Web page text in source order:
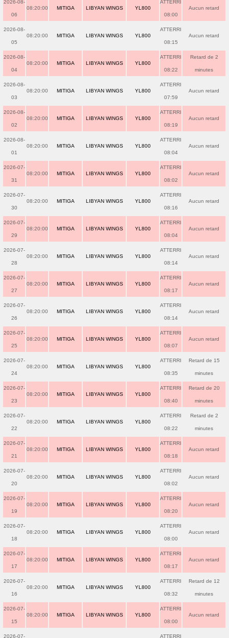
2026-08-
06
08:20:00 MITIGA LIBYAN WINGS YL800
ATTERRI
08:00
Aucun retard
2026-08-
05
08:20:00 MITIGA LIBYAN WINGS YL800
ATTERRI
08:15
Aucun retard
2026-08-
04
08:20:00 MITIGA LIBYAN WINGS YL800
ATTERRI
08:22
Retard de 2
minutes
2026-08-
03
08:20:00 MITIGA LIBYAN WINGS YL800
ATTERRI
07:59
Aucun retard
2026-08-
02
08:20:00 MITIGA LIBYAN WINGS YL800
ATTERRI
08:19
Aucun retard
2026-08-
01
08:20:00 MITIGA LIBYAN WINGS YL800
ATTERRI
08:04
Aucun retard
2026-07-
31
08:20:00 MITIGA LIBYAN WINGS YL800
ATTERRI
08:02
Aucun retard
2026-07-
30
08:20:00 MITIGA LIBYAN WINGS YL800
ATTERRI
08:16
Aucun retard
2026-07-
29
08:20:00 MITIGA LIBYAN WINGS YL800
ATTERRI
08:04
Aucun retard
2026-07-
28
08:20:00 MITIGA LIBYAN WINGS YL800
ATTERRI
08:14
Aucun retard
2026-07-
27
08:20:00 MITIGA LIBYAN WINGS YL800
ATTERRI
08:17
Aucun retard
2026-07-
26
08:20:00 MITIGA LIBYAN WINGS YL800
ATTERRI
08:14
Aucun retard
2026-07-
25
08:20:00 MITIGA LIBYAN WINGS YL800
ATTERRI
08:07
Aucun retard
2026-07-
24
08:20:00 MITIGA LIBYAN WINGS YL800
ATTERRI
08:35
Retard de 15
minutes
2026-07-
23
08:20:00 MITIGA LIBYAN WINGS YL800
ATTERRI
08:40
Retard de 20
minutes
2026-07-
22
08:20:00 MITIGA LIBYAN WINGS YL800
ATTERRI
08:22
Retard de 2
minutes
2026-07-
21
08:20:00 MITIGA LIBYAN WINGS YL800
ATTERRI
08:18
Aucun retard
2026-07-
20
08:20:00 MITIGA LIBYAN WINGS YL800
ATTERRI
08:02
Aucun retard
2026-07-
19
08:20:00 MITIGA LIBYAN WINGS YL800
ATTERRI
08:20
Aucun retard
2026-07-
18
08:20:00 MITIGA LIBYAN WINGS YL800
ATTERRI
08:00
Aucun retard
2026-07-
17
08:20:00 MITIGA LIBYAN WINGS YL800
ATTERRI
08:17
Aucun retard
2026-07-
16
08:20:00 MITIGA LIBYAN WINGS YL800
ATTERRI
08:32
Retard de 12
minutes
2026-07-
15
08:20:00 MITIGA LIBYAN WINGS YL800
ATTERRI
08:00
Aucun retard
2026-07- ATTERRI